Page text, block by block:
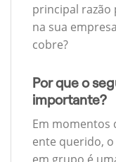
principal razão
na sua
cobre?
Por que o
importante?
Em momentos
ente querido,